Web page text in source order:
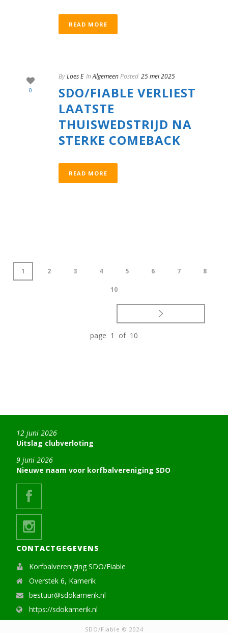
READ MORE
0
ByLoes E InAlgemeenPosted 25 mei 2025
SDO/FIABLE VERLIEST
LAATSTE
THUISWEDSTRIJD NA
STERKE COMEBACK
READ MORE
1 2 3 4 5 6 7 8
10
page 1 of 10
Uitslag clubverloting
12 juni 2026
Nieuwe naam voor korfbalvereniging SDO
9 juni 2026
CONTACTGEGEVENS
Korfbalvereniging SDO/Fiable
Overstek 6, Kamerik
bestuur@sdokamerik.nl
https://sdokamerik.nl
SDO/Fiable © 2024